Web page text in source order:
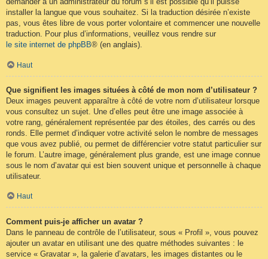
installer la langue que vous souhaitez. Si la traduction désirée n’existe
pas, vous êtes libre de vous porter volontaire et commencer une nouvelle
traduction. Pour plus d’informations, veuillez vous rendre sur
le site internet de phpBB® (en anglais).
Haut
Que signifient les images situées à côté de mon nom d’utilisateur ?
Deux images peuvent apparaître à côté de votre nom d’utilisateur lorsque
vous consultez un sujet. Une d’elles peut être une image associée à
votre rang, généralement représentée par des étoiles, des carrés ou des
ronds. Elle permet d’indiquer votre activité selon le nombre de messages
que vous avez publié, ou permet de différencier votre statut particulier sur
le forum. L’autre image, généralement plus grande, est une image connue
sous le nom d’avatar qui est bien souvent unique et personnelle à chaque
utilisateur.
Haut
Comment puis-je afficher un avatar ?
Dans le panneau de contrôle de l’utilisateur, sous « Profil », vous pouvez
ajouter un avatar en utilisant une des quatre méthodes suivantes : le
service « Gravatar », la galerie d’avatars, les images distantes ou le